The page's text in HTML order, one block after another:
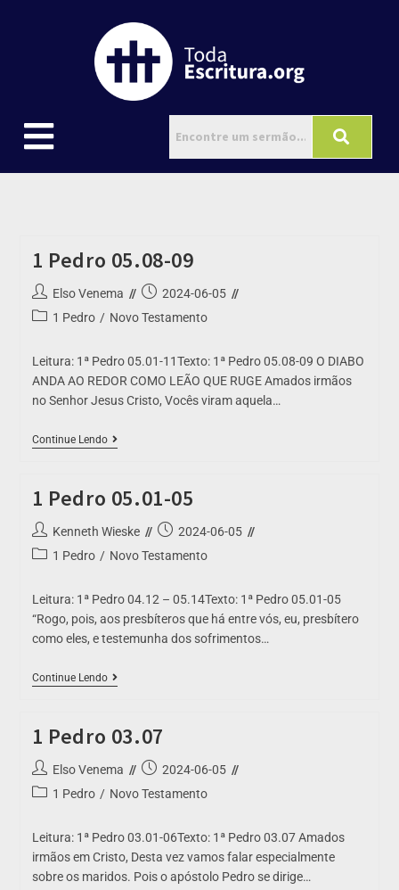
1 Pedro 05.08-09
Elso Venema
2024-06-05
1 Pedro / Novo Testamento
Leitura: 1ª Pedro 05.01-11Texto: 1ª Pedro 05.08-09 O DIABO
ANDA AO REDOR COMO LEÃO QUE RUGE Amados irmãos
no Senhor Jesus Cristo, Vocês viram aquela…
Continue Lendo
1 Pedro 05.01-05
Kenneth Wieske
2024-06-05
1 Pedro / Novo Testamento
Leitura: 1ª Pedro 04.12 – 05.14Texto: 1ª Pedro 05.01-05
“Rogo, pois, aos presbíteros que há entre vós, eu, presbítero
como eles, e testemunha dos sofrimentos…
Continue Lendo
1 Pedro 03.07
Elso Venema
2024-06-05
1 Pedro / Novo Testamento
Leitura: 1ª Pedro 03.01-06Texto: 1ª Pedro 03.07 Amados
irmãos em Cristo, Desta vez vamos falar especialmente
sobre os maridos. Pois o apóstolo Pedro se dirige…